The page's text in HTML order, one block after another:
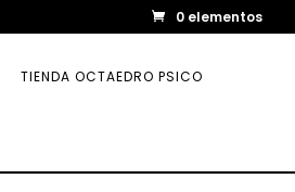
0 elementos
TIENDA OCTAEDRO PSICO